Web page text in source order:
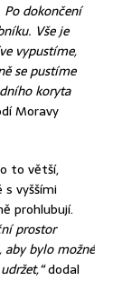
dokončení
Vše je
vypustíme,
se pustíme
koryta
Moravy
to větší,
vyššími
prohlubují.
prostor
aby bylo možné
dodal